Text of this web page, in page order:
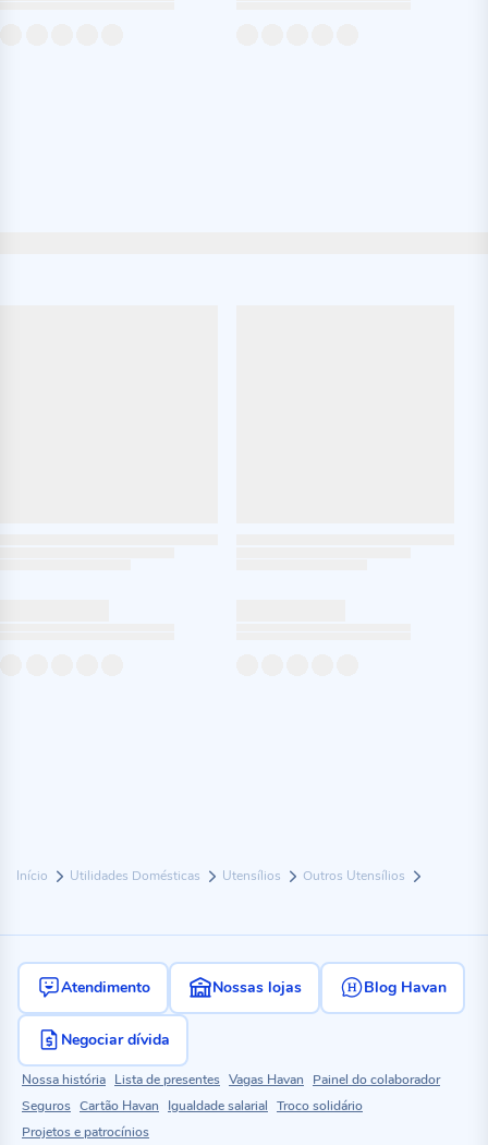
Início Utilidades Domésticas Utensílios Outros Utensílios
Atendimento Nossas lojas Blog Havan
Negociar dívida
Nossa história Lista de presentes Vagas Havan
Painel do colaborador
Seguros Cartão Havan Igualdade salarial Troco solidário
Projetos e patrocínios